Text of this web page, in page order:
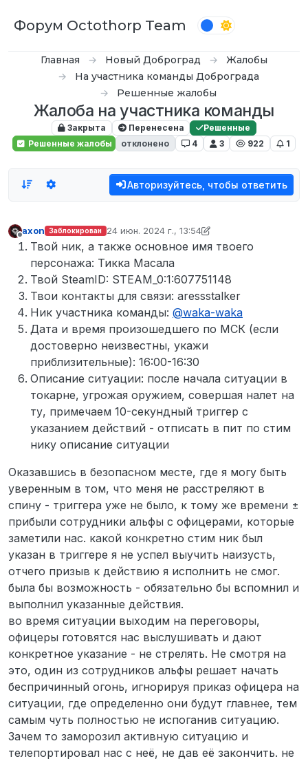
Форум Octothorp Team
Главная Новый Доброград
Жалобы
На участника команды Доброграда
Решенные жалобы
Жалоба на участника команды
Закрыта Перенесена
Решенные
Решенные жалобы
отклонено 4 3 922 1
Авторизуйтесь, чтобы ответить
Не в сети
axon Заблокирован 24 июн. 2024 г., 13:54
отредактировано Tekoy
Твой ник, а также основное имя твоего
персонажа: Тикка Масала
Твой SteamID: STEAM_0:1:607751148
Твои контакты для связи: aressstalker
Ник участника команды: @waka-waka
Дата и время произошедшего по МСК (если
достоверно неизвестны, укажи
приблизительные): 16:00-16:30
Описание ситуации: после начала ситуации в
токарне, угрожая оружием, совершая налет на
ту, примечаем 10-секундный триггер с
указанием действий - отписать в пит по стим
нику описание ситуации
Оказавшись в безопасном месте, где я могу быть
уверенным в том, что меня не расстреляют в
спину - триггера уже не было, к тому же времени ±
прибыли сотрудники альфы с офицерами, которые
заметили нас. какой конкретно стим ник был
указан в триггере я не успел выучить наизусть,
отчего призыв к действию я исполнить не смог.
была бы возможность - обязательно бы вспомнил и
выполнил указанные действия.
во время ситуации выходим на переговоры,
офицеры готовятся нас выслушивать и дают
конкретное указание - не стрелять. Не смотря на
это, один из сотрудников альфы решает начать
беспричинный огонь, игнорируя приказ офицера на
ситуации, где определенно они будут главнее, тем
самым чуть полностью не испоганив ситуацию.
Зачем то заморозил активную ситуацию и
телепортировал нас с неё, не дав её закончить. не